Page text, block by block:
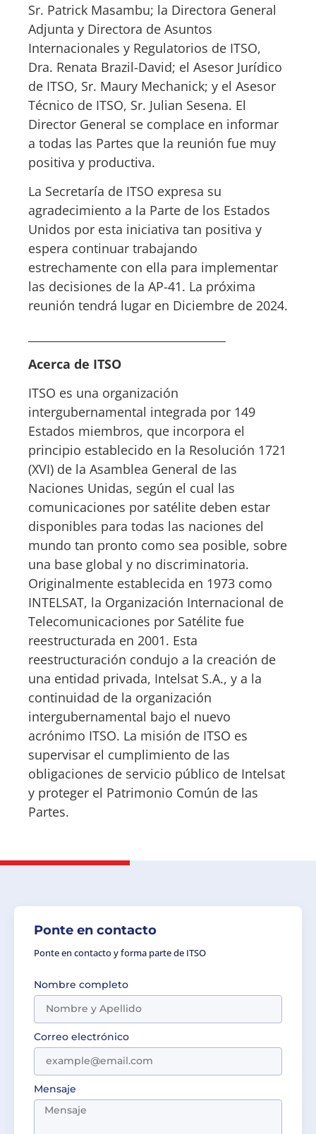
Sr. Patrick Masambu; la Directora General
Adjunta y Directora de Asuntos
Internacionales y Regulatorios de ITSO,
Dra. Renata Brazil-David; el Asesor Jurídico
de ITSO, Sr. Maury Mechanick; y el Asesor
Técnico de ITSO, Sr. Julian Sesena. El
Director General se complace en informar
a todas las Partes que la reunión fue muy
positiva y productiva.
La Secretaría de ITSO expresa su
agradecimiento a la Parte de los Estados
Unidos por esta iniciativa tan positiva y
espera continuar trabajando
estrechamente con ella para implementar
las decisiones de la AP-41. La próxima
reunión tendrá lugar en Diciembre de 2024.
Acerca de ITSO
ITSO es una organización
intergubernamental integrada por 149
Estados miembros, que incorpora el
principio establecido en la Resolución 1721
(XVI) de la Asamblea General de las
Naciones Unidas, según el cual las
comunicaciones por satélite deben estar
disponibles para todas las naciones del
mundo tan pronto como sea posible, sobre
una base global y no discriminatoria.
Originalmente establecida en 1973 como
INTELSAT, la Organización Internacional de
Telecomunicaciones por Satélite fue
reestructurada en 2001. Esta
reestructuración condujo a la creación de
una entidad privada, Intelsat S.A., y a la
continuidad de la organización
intergubernamental bajo el nuevo
acrónimo ITSO. La misión de ITSO es
supervisar el cumplimiento de las
obligaciones de servicio público de Intelsat
y proteger el Patrimonio Común de las
Partes.
Ponte en contacto
Ponte en contacto y forma parte de ITSO
Nombre completo
Correo electrónico
Mensaje